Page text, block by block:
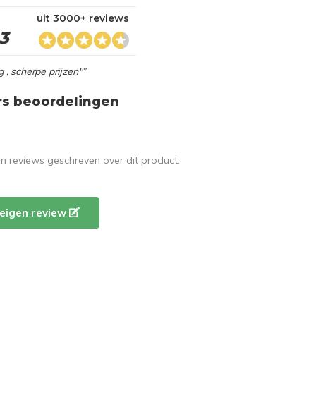
uit 3000+ reviews
, scherpe prijzen"”
beoordelingen
reviews geschreven over dit product.
review